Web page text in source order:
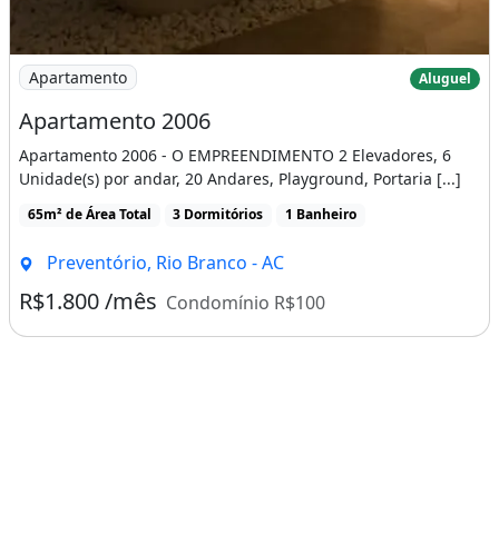
Imagem: Apartamento 2006
Apartamento Aluguel
Apartamento 2006
Apartamento 2006 - O EMPREENDIMENTO 2 Elevadores, 6
Unidade(s) por andar, 20 Andares, Playground, Portaria [...]
65m² de Área Total 3 Dormitórios 1 Banheiro
Preventório, Rio Branco - AC
R$1.800 /mês Condomínio R$100